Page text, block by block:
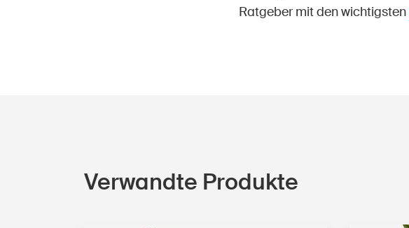
Ratgeber mit den wichtigsten
Verwandte Produkte